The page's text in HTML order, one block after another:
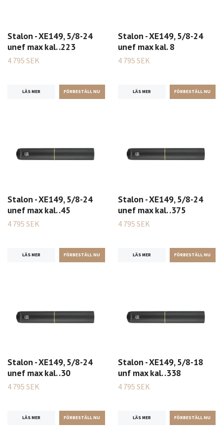
Stalon - XE149, 5/8-24
unef max kal. .223
4 795 SEK
LÄS MER
Stalon - XE149, 5/8-24
unef max kal. 8
4 795 SEK
LÄS MER
Stalon - XE149, 5/8-24
unef max kal. .45
4 795 SEK
LÄS MER
Stalon - XE149, 5/8-24
unef max kal. .375
4 795 SEK
LÄS MER
Stalon - XE149, 5/8-24
unef max kal. .30
4 795 SEK
LÄS MER
Stalon - XE149, 5/8-18
unf max kal. .338
4 795 SEK
LÄS MER